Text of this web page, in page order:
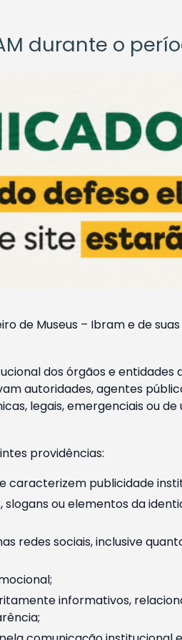
durante o
de Museus – Ibram e de
dos órgãos e entidades
autoridades, agentes
legais, emergenciais ou
providências:
publicidade
ou elementos da
redes sociais, inclusive
informativos,